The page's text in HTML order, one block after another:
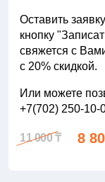
Оставить
кнопку
свяжется с
с 20% скидкой.
Или можете
+7(702) 250-10-
11 000 ₸ 8